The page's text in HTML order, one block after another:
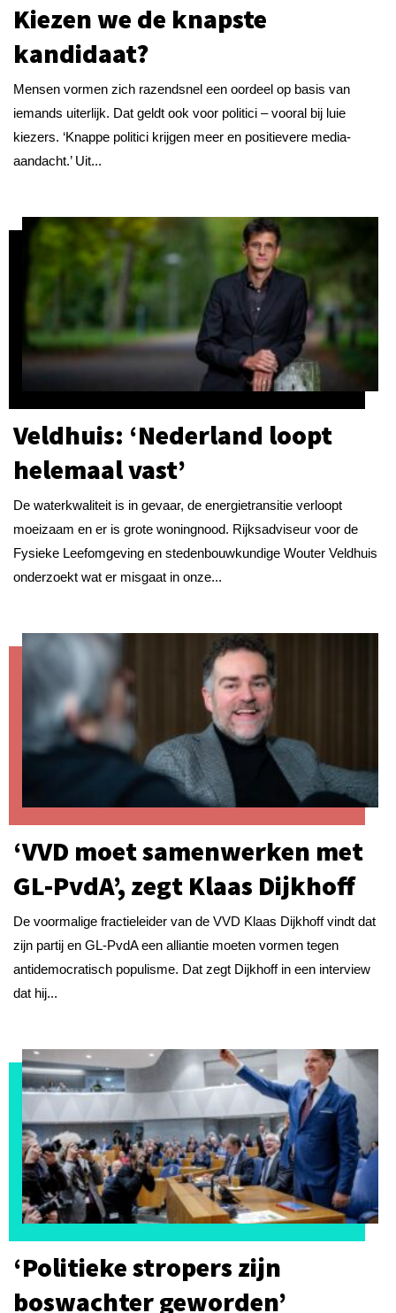
Kiezen we de knapste
kandidaat?
Mensen vormen zich razendsnel een oordeel op basis van
iemands uiterlijk. Dat geldt ook voor politici – vooral bij luie
kiezers. ‘Knappe politici krijgen meer en positievere media-
aandacht.’ Uit...
Veldhuis: ‘Nederland loopt
helemaal vast’
De waterkwaliteit is in gevaar, de energietransitie verloopt
moeizaam en er is grote woningnood. Rijksadviseur voor de
Fysieke Leefomgeving en stedenbouwkundige Wouter Veldhuis
onderzoekt wat er misgaat in onze...
‘VVD moet samenwerken met
GL-PvdA’, zegt Klaas Dijkhoff
De voormalige fractieleider van de VVD Klaas Dijkhoff vindt dat
zijn partij en GL-PvdA een alliantie moeten vormen tegen
antidemocratisch populisme. Dat zegt Dijkhoff in een interview
dat hij...
‘Politieke stropers zijn
boswachter geworden’